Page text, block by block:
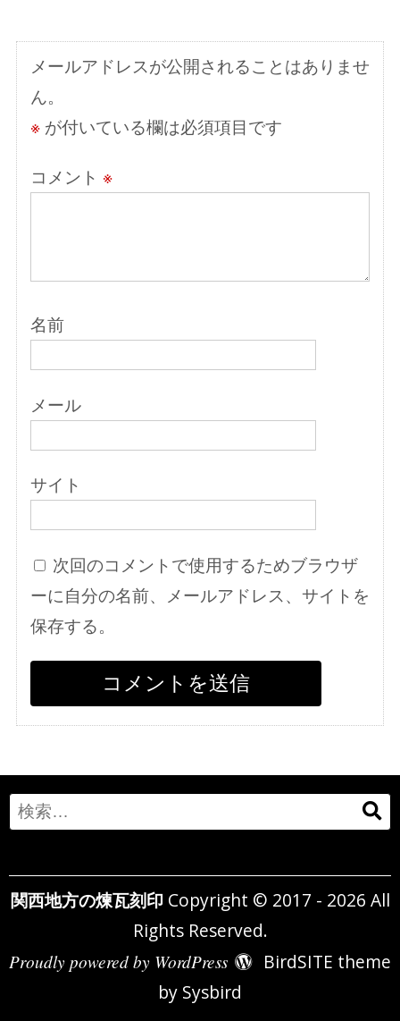
シ
ョ
ン
メールアドレスが公開されることはありませ
ん。
※が付いている欄は必須項目です
コメント ※
名前
メール
サイト
次回のコメントで使用するためブラウザ
ーに自分の名前、メールアドレス、サイトを
保存する。
Search
for:
関西地方の煉瓦刻印 Copyright © 2017 - 2026 All
Rights Reserved.
Proudly powered by WordPress
BirdSITE theme
by Sysbird